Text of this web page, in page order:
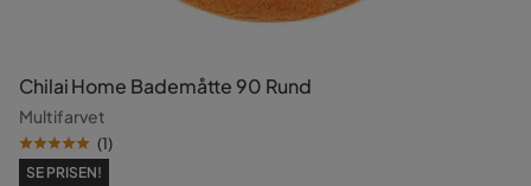
Chilai Home Bademåtte 90 Rund
Multifarvet
(1)
SE PRISEN!